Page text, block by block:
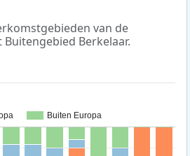
van de
Berkelaar.
Buiten Europa